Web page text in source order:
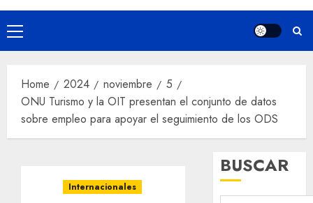
Primary
Menu
Home 2024 noviembre
5
ONU Turismo y la OIT presentan el conjunto de datos
sobre empleo para apoyar el seguimiento de los ODS
Internacionales
BUSCAR